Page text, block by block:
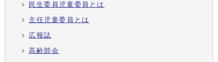
民生委員児童委員とは
主任児童委員とは
広報誌
高齢部会